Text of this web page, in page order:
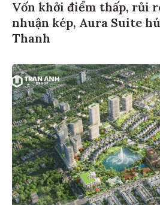
Vốn khởi điểm thấp, rủi
nhuận kép, Aura Suite
Thanh